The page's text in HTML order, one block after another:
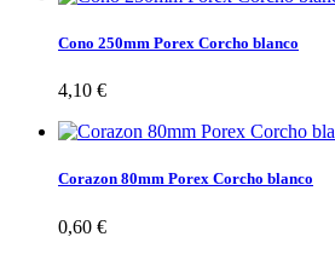
Cono 250mm Porex Corcho blanco
4,10 €
Corazon 80mm Porex Corcho blanco
0,60 €